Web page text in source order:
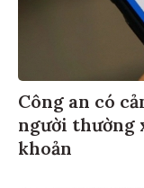
Công an có
người thường
khoản